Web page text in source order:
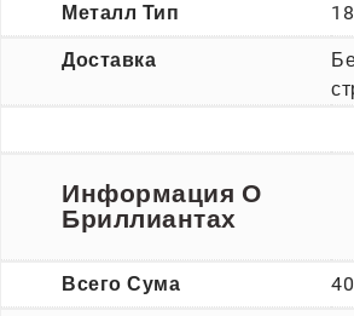
Металл Тип
Доставка
Информация О
Бриллиантах
Всего Сума 40